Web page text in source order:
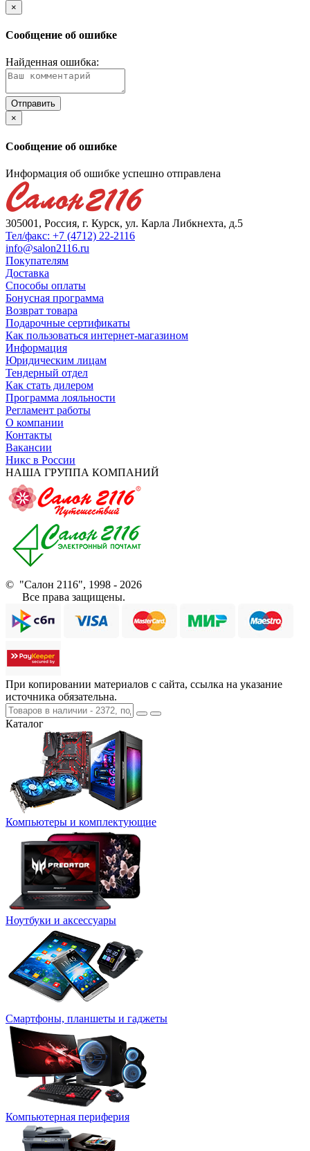
×
Сообщение об ошибке
Найденная ошибка:
×
Сообщение об ошибке
Информация об ошибке успешно отправлена
305001, Россия, г. Курск, ул. Карла Либкнехта, д.5
Тел/факс: +7 (4712) 22-2116
info@salon2116.ru
Покупателям
Доставка
Способы оплаты
Бонусная программа
Возврат товара
Подарочные сертификаты
Как пользоваться интернет-магазином
Информация
Юридическим лицам
Тендерный отдел
Как стать дилером
Программа лояльности
Регламент работы
О компании
Контакты
Вакансии
Никс в России
НАША ГРУППА КОМПАНИЙ
© "Салон 2116", 1998 - 2026
Все права защищены.
При копировании материалов с сайта, ссылка на указание
источника обязательна.
Каталог
Компьютеры и комплектующие
Ноутбуки и аксессуары
Смартфоны, планшеты и гаджеты
Компьютерная периферия